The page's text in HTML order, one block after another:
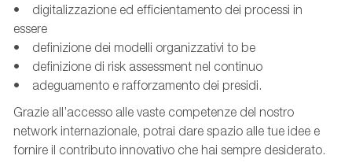
•
digitalizzazioneed efficientamento dei processi in
essere
• definizione dei modelli organizzativi to be
• definizione di risk assessment nel continuo
• adeguamento e rafforzamento dei presidi.
Grazie all’accesso alle vaste competenze del nostro
network internazionale, potrai dare spazio alle tue idee e
fornire il contributo innovativo che hai sempre desiderato.